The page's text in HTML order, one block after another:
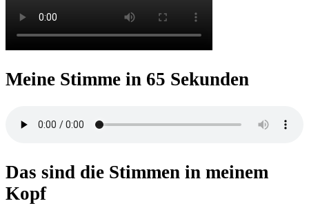
Meine Stimme in 65 Sekunden
Das sind die Stimmen in meinem
Kopf